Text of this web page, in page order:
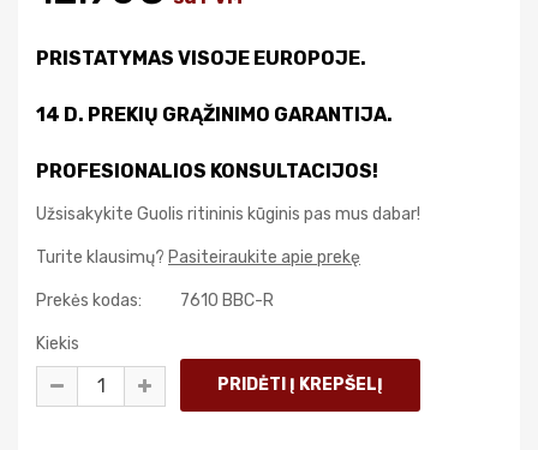
PRISTATYMAS VISOJE EUROPOJE.
14 D. PREKIŲ GRĄŽINIMO GARANTIJA.
PROFESIONALIOS KONSULTACIJOS!
Užsisakykite Guolis ritininis kūginis pas mus dabar!
Turite klausimų? Pasiteiraukite apie prekę
Prekės kodas: 7610 BBC-R
Kiekis